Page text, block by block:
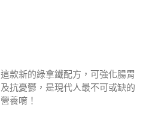
這款新的綠拿鐵配方，可強化腸胃
及抗憂鬱，是現代人最不可或缺的
營養唷！